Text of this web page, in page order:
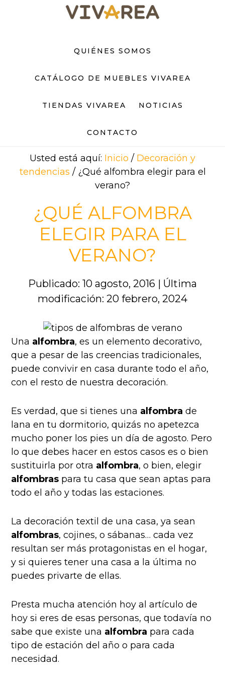
QUIÉNES SOMOS
CATÁLOGO DE MUEBLES VIVAREA
TIENDAS VIVAREA NOTICIAS
CONTACTO
Usted está aquí: Inicio / Decoración y
tendencias /¿Qué alfombra elegir para el
verano?
¿QUÉ ALFOMBRA
ELEGIR PARA EL
VERANO?
Publicado: 10 agosto, 2016 | Última
modificación: 20 febrero, 2024
Una alfombra, es un elemento decorativo,
que a pesar de las creencias tradicionales,
puede convivir en casa durante todo el año,
con el resto de nuestra decoración.
Es verdad, que si tienes una alfombra de
lana en tu dormitorio, quizás no apetezca
mucho poner los pies un día de agosto. Pero
lo que debes hacer en estos casos es o bien
sustituirla por otra alfombra, o bien, elegir
alfombras para tu casa que sean aptas para
todo el año y todas las estaciones.
La decoración textil de una casa, ya sean
alfombras, cojines, o sábanas… cada vez
resultan ser más protagonistas en el hogar,
y si quieres tener una casa a la última no
puedes privarte de ellas.
Presta mucha atención hoy al artículo de
hoy si eres de esas personas, que todavía no
sabe que existe una alfombra para cada
tipo de estación del año o para cada
necesidad.